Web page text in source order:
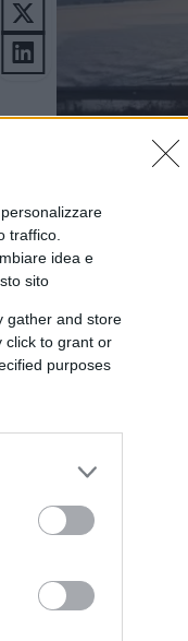
traffico.
idea e
sito
gather and store
click to grant or
purposes
Meloni
Ceuta